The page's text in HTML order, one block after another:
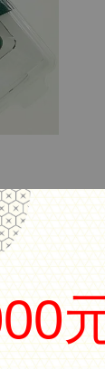
Platinum
0.3 F尖/